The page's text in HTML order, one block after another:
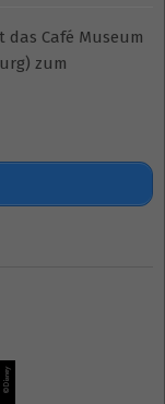
das Café Museum
zum